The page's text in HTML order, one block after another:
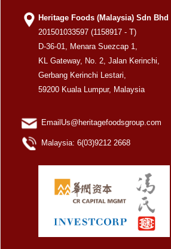
Heritage Foods (Malaysia) Sdn Bhd
201501033597 (1158917 - T)
D-36-01, Menara Suezcap 1,
KL Gateway, No. 2, Jalan Kerinchi,
Gerbang Kerinchi Lestari,
59200 Kuala Lumpur, Malaysia
EmailUs@heritagefoodsgroup.com
Malaysia: 6(03)9212 2668